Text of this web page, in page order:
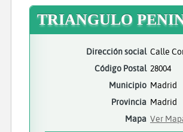
TRIANGULO
Dirección social Calle
Código Postal 28004
Municipio Madrid
Provincia Madrid
Mapa Ver